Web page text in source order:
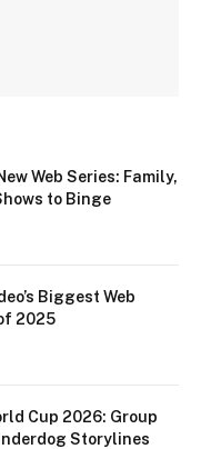
Web Series: Family,
to Binge
Biggest Web
2025
Cup 2026: Group
Storylines